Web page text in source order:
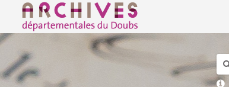
Archives départementales du Doubs